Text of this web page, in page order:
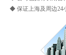
◆ 保证上海及周边24